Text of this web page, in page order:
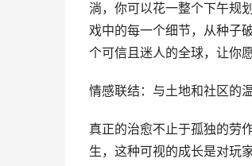
淌，你可以花一整个下午规
戏中的每一个细节，从种子
个可信且迷人的全球，让你
情感联结：与土地和社区的
真正的治愈不止于孤独的劳
生，这种可视的成长是对玩